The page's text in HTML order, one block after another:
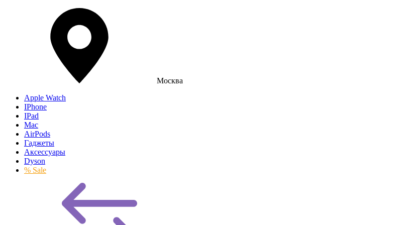
Москва
Apple Watch
IPhone
IPad
Mac
AirPods
Гаджеты
Аксессуары
Dyson
% Sale